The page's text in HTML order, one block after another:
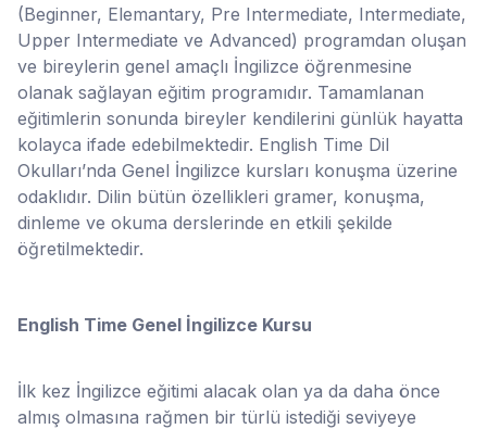
(Beginner, Elemantary, Pre Intermediate, Intermediate,
Upper Intermediate ve Advanced) programdan oluşan
ve bireylerin genel amaçlı İngilizce öğrenmesine
olanak sağlayan eğitim programıdır. Tamamlanan
eğitimlerin sonunda bireyler kendilerini günlük hayatta
kolayca ifade edebilmektedir. English Time Dil
Okulları’nda Genel İngilizce kursları konuşma üzerine
odaklıdır. Dilin bütün özellikleri gramer, konuşma,
dinleme ve okuma derslerinde en etkili şekilde
öğretilmektedir.
English Time Genel İngilizce Kursu
İlk kez İngilizce eğitimi alacak olan ya da daha önce
almış olmasına rağmen bir türlü istediği seviyeye